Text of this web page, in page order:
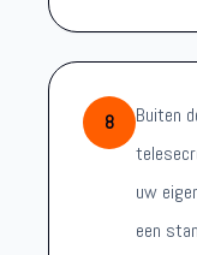
8
Buiten
uw
een